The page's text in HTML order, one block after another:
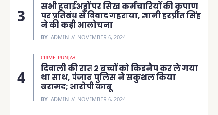
सभी हवाईअड्डों पर सिख कर्मचारियों की कृपाण
पर प्रतिबंध से विवाद गहराया, ज्ञानी हरप्रीत सिंह
ने की कड़ी आलोचना
BY ADMIN NOVEMBER 6, 2024
CRIME PUNJAB
दिवाली की रात 2 बच्चों को किडनैप कर ले गया
था साथ, पंजाब पुलिस ने सकुशल किया
बरामद; आरोपी काबू
BY ADMIN NOVEMBER 6, 2024